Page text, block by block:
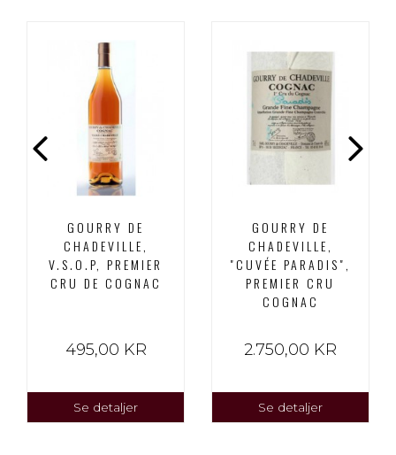
GOURRY DE
CHADEVILLE,
V.S.O.P, PREMIER
CRU DE COGNAC
495,00 KR
Se detaljer
GOURRY DE
CHADEVILLE,
"CUVÉE PARADIS",
PREMIER CRU
COGNAC
2.750,00 KR
Se detaljer